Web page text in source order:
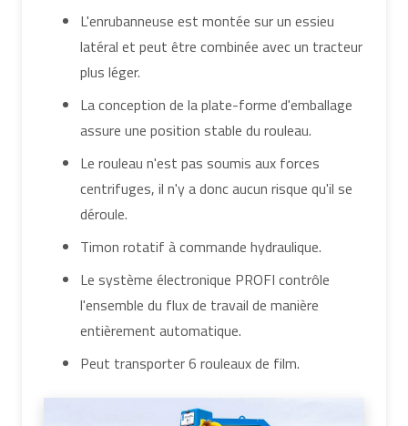
L'enrubanneuse est montée sur un essieu
latéral et peut être combinée avec un tracteur
plus léger.
La conception de la plate-forme d'emballage
assure une position stable du rouleau.
Le rouleau n'est pas soumis aux forces
centrifuges, il n'y a donc aucun risque qu'il se
déroule.
Timon rotatif à commande hydraulique.
Le système électronique PROFI contrôle
l'ensemble du flux de travail de manière
entièrement automatique.
Peut transporter 6 rouleaux de film.